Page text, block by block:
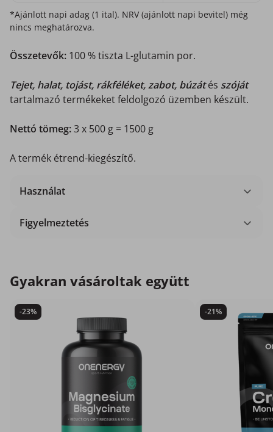
*Ajánlott napi adag (1 ital). NRV (ajánlott napi bevitel) még
nincs meghatározva.
Összetevők: 100 % tiszta L-glutamin por.
Tejet, halat, tojást, rákféléket, zabot, búzátés szóját
tartalmazó termékeket feldolgozó üzemben készült.
Nettó tömeg:3 x 500 g = 1500 g
A termék étrend-kiegészítő.
Használat
Figyelmeztetés
Gyakran vásároltak együtt
-23% -21%